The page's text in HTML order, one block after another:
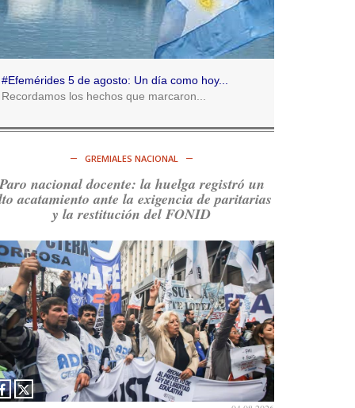
Consenso Patagónico
@consensopatagon
5d
Consenso Patagónico
sus derechos y por su organización. Hoy lo
a intentar.https://t.co/dOrTo1dv3D
Consenso Patagónico
@consensopatagon
5d
@caortega64: A#50AñosDelGolpe, la memoria
presente y es futuro.https://t.co/uhRcKnCCc5
Ver en X
Consenso Patagónico
@consensopatagon
5d
#Efemérides 5 de agosto: Un día como hoy...
Recordamos los hechos que marcaron...
GREMIALES NACIONAL
nacional docente: la huelga registró un
acatamiento ante la exigencia de paritarias
y la restitución del FONID